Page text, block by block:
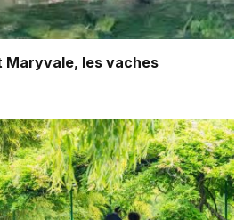
Maryvale, les vaches